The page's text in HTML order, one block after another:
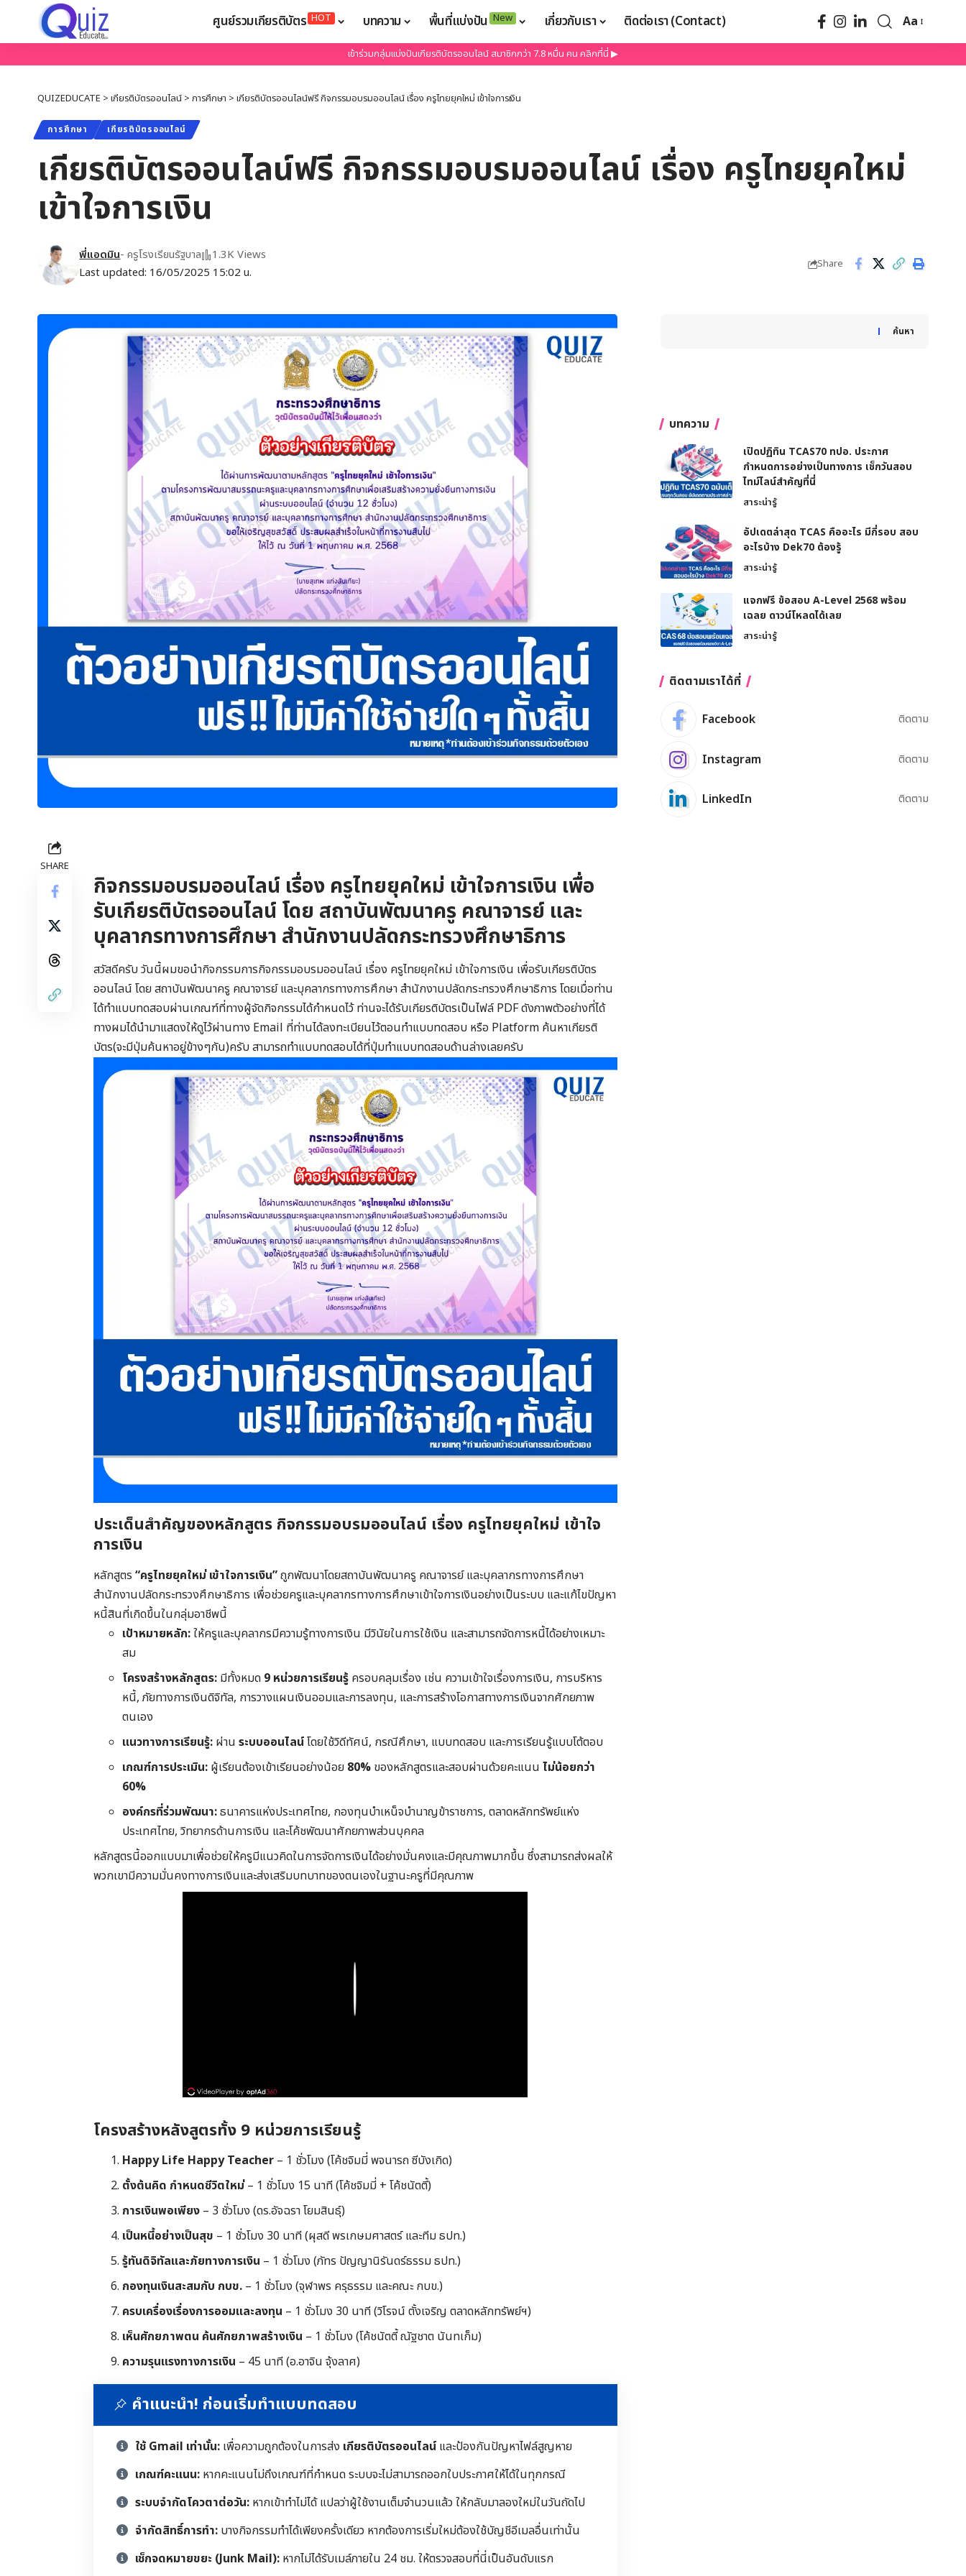
ศูนย์รวมเกียรติบัตร HOT บทความ พื้นที่แบ่งปัน New เกี่ยวกับเรา ติดต่อเรา (Contact) Aa
เข้าร่วมกลุ่มแบ่งปันเกียรติบัตรออนไลน์ สมาชิกกว่า 7.8 หมื่น คน คลิกที่นี่ ▶
QUIZEDUCATE > เกียรติบัตรออนไลน์ > การศึกษา > เกียรติบัตรออนไลน์ฟรี กิจกรรมอบรมออนไลน์ เรื่อง ครูไทยยุคใหม่ เข้าใจการเงิน
การศึกษา เกียรติบัตรออนไลน์
เกียรติบัตรออนไลน์ฟรี กิจกรรมอบรมออนไลน์ เรื่อง ครูไทยยุคใหม่
เข้าใจการเงิน
Last updated: 16/05/2025 15:02 น.
พี่แอดมิน- ครูโรงเรียนรัฐบาล 1.3K Views
Share
SHARE
กิจกรรมอบรมออนไลน์ เรื่อง ครูไทยยุคใหม่ เข้าใจการเงิน เพื่อ
รับเกียรติบัตรออนไลน์ โดย สถาบันพัฒนาครู คณาจารย์ และ
บุคลากรทางการศึกษา สำนักงานปลัดกระทรวงศึกษาธิการ
สวัสดีครับ วันนี้ผมขอนำกิจกรรมการกิจกรรมอบรมออนไลน์ เรื่อง ครูไทยยุคใหม่ เข้าใจการเงิน เพื่อรับเกียรติบัตร
ออนไลน์ โดย สถาบันพัฒนาครู คณาจารย์ และบุคลากรทางการศึกษา สำนักงานปลัดกระทรวงศึกษาธิการ โดยเมื่อท่าน
ได้ทำแบบทดสอบผ่านเกณฑ์ที่ทางผู้จัดกิจกรรมได้กำหนดไว้ ท่านจะได้รับเกียรติบัตรเป็นไฟล์ PDF ดังภาพตัวอย่างที่ได้
ทางผมได้นำมาแสดงให้ดูไว้ผ่านทาง Email ที่ท่านได้ลงทะเบียนไว้ตอนทำแบบทดสอบ หรือ Platform ค้นหาเกียรติ
บัตร(จะมีปุ่มค้นหาอยู่ข้างๆกัน)ครับ สามารถทำแบบทดสอบได้ที่ปุ่มทำแบบทดสอบด้านล่างเลยครับ
ประเด็นสำคัญของหลักสูตร กิจกรรมอบรมออนไลน์ เรื่อง ครูไทยยุคใหม่ เข้าใจ
การเงิน
หลักสูตร “ครูไทยยุคใหม่ เข้าใจการเงิน”ถูกพัฒนาโดยสถาบันพัฒนาครู คณาจารย์ และบุคลากรทางการศึกษา
สำนักงานปลัดกระทรวงศึกษาธิการ เพื่อช่วยครูและบุคลากรทางการศึกษาเข้าใจการเงินอย่างเป็นระบบ และแก้ไขปัญหา
หนี้สินที่เกิดขึ้นในกลุ่มอาชีพนี้
เป้าหมายหลัก:ให้ครูและบุคลากรมีความรู้ทางการเงิน มีวินัยในการใช้เงิน และสามารถจัดการหนี้ได้อย่างเหมาะ
สม
โครงสร้างหลักสูตร: มีทั้งหมด 9 หน่วยการเรียนรู้ ครอบคลุมเรื่อง เช่น ความเข้าใจเรื่องการเงิน, การบริหาร
หนี้, ภัยทางการเงินดิจิทัล, การวางแผนเงินออมและการลงทุน, และการสร้างโอกาสทางการเงินจากศักยภาพ
ตนเอง
แนวทางการเรียนรู้: ผ่าน ระบบออนไลน์โดยใช้วิดีทัศน์, กรณีศึกษา, แบบทดสอบ และการเรียนรู้แบบโต้ตอบ
เกณฑ์การประเมิน: ผู้เรียนต้องเข้าเรียนอย่างน้อย 80% ของหลักสูตรและสอบผ่านด้วยคะแนน ไม่น้อยกว่า
60%
องค์กรที่ร่วมพัฒนา:ธนาคารแห่งประเทศไทย, กองทุนบำเหน็จบำนาญข้าราชการ, ตลาดหลักทรัพย์แห่ง
ประเทศไทย, วิทยากรด้านการเงิน และโค้ชพัฒนาศักยภาพส่วนบุคคล
หลักสูตรนี้ออกแบบมาเพื่อช่วยให้ครูมีแนวคิดในการจัดการเงินได้อย่างมั่นคงและมีคุณภาพมากขึ้น ซึ่งสามารถส่งผลให้
พวกเขามีความมั่นคงทางการเงินและส่งเสริมบทบาทของตนเองในฐานะครูที่มีคุณภาพ
โครงสร้างหลังสูตรทั้ง 9 หน่วยการเรียนรู้
Happy Life Happy Teacher – 1 ชั่วโมง (โค้ชจิมมี่ พจนารถ ซีบังเกิด)
ตั้งต้นคิด กำหนดชีวิตใหม่– 1 ชั่วโมง 15 นาที (โค้ชจิมมี่ + โค้ชนัตตี้)
การเงินพอเพียง – 3 ชั่วโมง (ดร.อัจฉรา โยมสินธุ์)
เป็นหนี้อย่างเป็นสุข – 1 ชั่วโมง 30 นาที (ผุสดี พรเกษมศาสตร์ และทีม ธปท.)
รู้ทันดิจิทัลและภัยทางการเงิน – 1 ชั่วโมง (ภัทร ปัญญานิรันดร์ธรรม ธปท.)
กองทุนเงินสะสมกับ กบข. – 1 ชั่วโมง (จุฬาพร ครุธรรม และคณะ กบข.)
ครบเครื่องเรื่องการออมและลงทุน – 1 ชั่วโมง 30 นาที (วิโรจน์ ตั้งเจริญ ตลาดหลักทรัพย์ฯ)
เห็นศักยภาพตน ค้นศักยภาพสร้างเงิน – 1 ชั่วโมง (โค้ชนัตตี้ ณัฐชาต นันทเก็ม)
ความรุนแรงทางการเงิน – 45 นาที (อ.อาจิน จุ้งลาศ)
คำแนะนำ! ก่อนเริ่มทำแบบทดสอบ
ใช้ Gmail เท่านั้น: เพื่อความถูกต้องในการส่ง เกียรติบัตรออนไลน์ และป้องกันปัญหาไฟล์สูญหาย
เกณฑ์คะแนน: หากคะแนนไม่ถึงเกณฑ์ที่กำหนด ระบบจะไม่สามารถออกใบประกาศให้ได้ในทุกกรณี
ระบบจำกัดโควตาต่อวัน: หากเข้าทำไม่ได้ แปลว่าผู้ใช้งานเต็มจำนวนแล้ว ให้กลับมาลองใหม่ในวันถัดไป
จำกัดสิทธิ์การทำ: บางกิจกรรมทำได้เพียงครั้งเดียว หากต้องการเริ่มใหม่ต้องใช้บัญชีอีเมลอื่นเท่านั้น
เช็กจดหมายขยะ (Junk Mail): หากไม่ได้รับเมล์ภายใน 24 ชม. ให้ตรวจสอบที่นี่เป็นอันดับแรก
ค้นหา
When autocomplete results are available use up and
บทความ
เปิดปฏิทิน TCAS70 ทปอ. ประกาศ
กำหนดการอย่างเป็นทางการ เช็กวันสอบ
ไทม์ไลน์สำคัญที่นี่
สาระน่ารู้
อัปเดตล่าสุด TCAS คืออะไร มีกี่รอบ สอบ
อะไรบ้าง Dek70 ต้องรู้
สาระน่ารู้
แจกฟรี ข้อสอบ A-Level 2568 พร้อม
เฉลย ดาวน์โหลดได้เลย
สาระน่ารู้
ติดตามเราได้ที่
Facebook ติดตาม
Instagram ติดตาม
LinkedIn ติดตาม